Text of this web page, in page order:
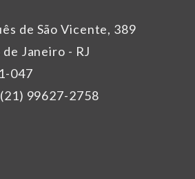
de São Vicente, 389
de Janeiro - RJ
047
99627-2758